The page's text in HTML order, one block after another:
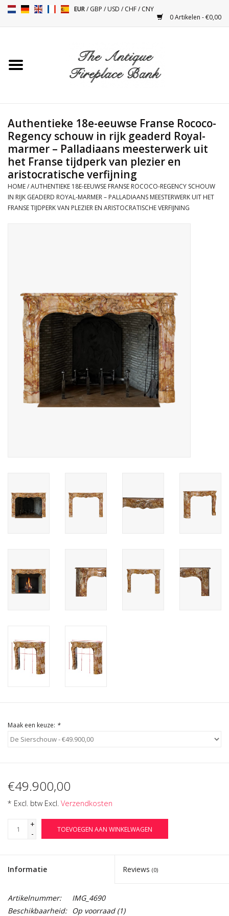
EUR/GBP /USD /CHF/CNY
0 Artikelen - €0,00
Toebehoren
Kacheltjes
Tafels
Antiquiteiten en Vintage
& Marmer
Outlet
Tevreden Klanten
Antieke Marmers
Authentieke 18e-eeuwse Franse Rococo-
Regency schouw in rijk geaderd Royal-
marmer – Palladiaans meesterwerk uit
het Franse tijdperk van plezier en
aristocratische verfijning
HOME/AUTHENTIEKE 18E-EEUWSE FRANSE ROCOCO-REGENCY SCHOUW
IN RIJK GEADERD ROYAL-MARMER – PALLADIAANS MEESTERWERK UIT HET
FRANSE TIJDPERK VAN PLEZIER EN ARISTOCRATISCHE VERFIJNING
Maak een keuze: *
€49.900,00
* Excl. btw Excl. Verzendkosten
+
-
TOEVOEGEN AAN WINKELWAGEN
Informatie Reviews (0)
Artikelnummer:
IMG_4690
Beschikbaarheid: Op voorraad(1)